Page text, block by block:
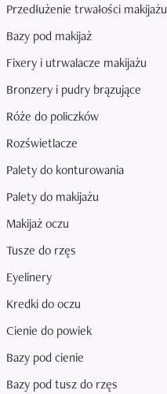
Przedłużenie trwałości makijażu
Bazy pod makijaż
Fixery i utrwalacze makijażu
Bronzery i pudry brązujące
Róże do policzków
Rozświetlacze
Palety do konturowania
Palety do makijażu
Makijaż oczu
Tusze do rzęs
Eyelinery
Kredki do oczu
Cienie do powiek
Bazy pod cienie
Bazy pod tusz do rzęs